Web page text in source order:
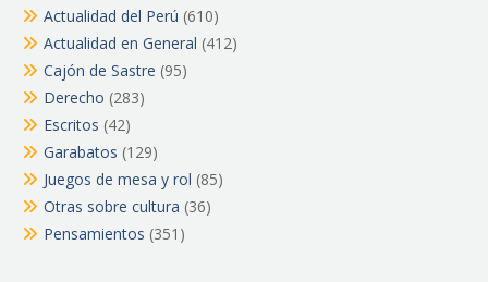
Actualidad del Perú (610)
Actualidad en General (412)
Cajón de Sastre (95)
Derecho (283)
Escritos (42)
Garabatos (129)
Juegos de mesa y rol (85)
Otras sobre cultura (36)
Pensamientos (351)